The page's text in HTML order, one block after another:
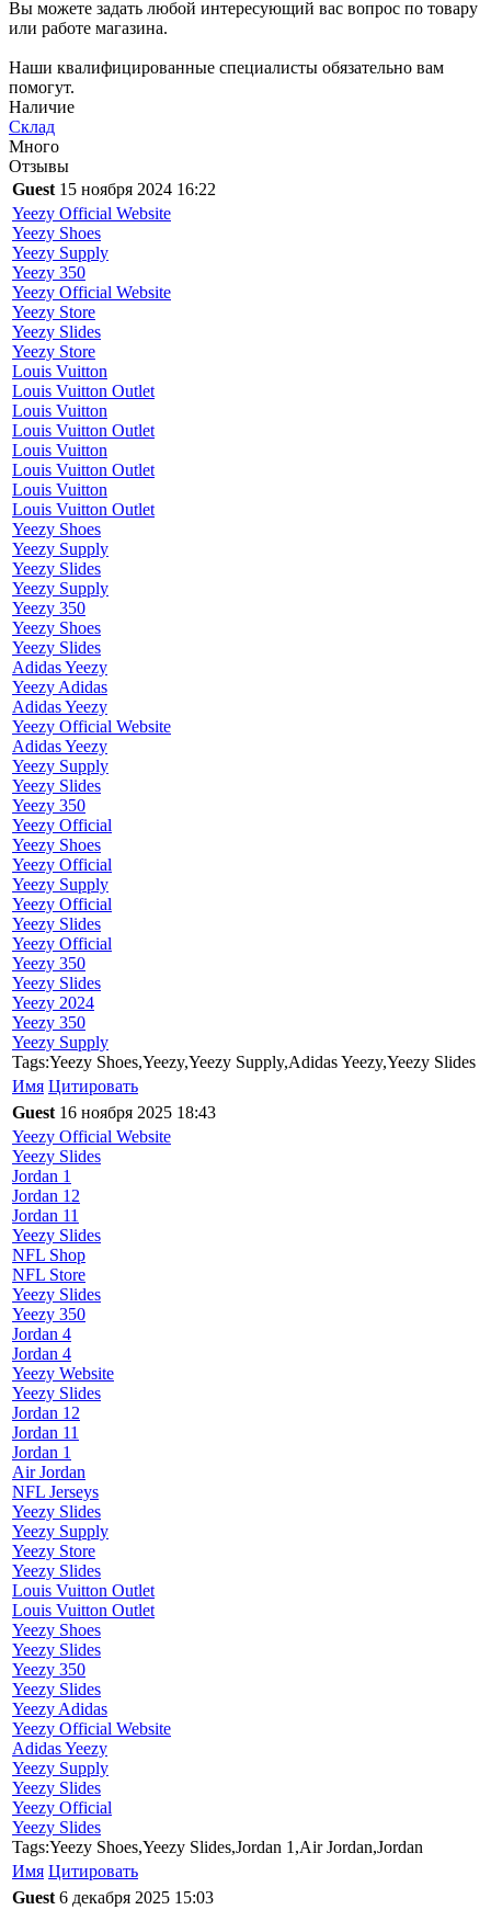
Вы можете задать любой интересующий вас вопрос по товару
или работе магазина.
Наши квалифицированные специалисты обязательно вам
помогут.
Наличие
Склад
Много
Отзывы
Guest 15 ноября 2024 16:22
Yeezy Official Website
Yeezy Shoes
Yeezy Supply
Yeezy 350
Yeezy Official Website
Yeezy Store
Yeezy Slides
Yeezy Store
Louis Vuitton
Louis Vuitton Outlet
Louis Vuitton
Louis Vuitton Outlet
Louis Vuitton
Louis Vuitton Outlet
Louis Vuitton
Louis Vuitton Outlet
Yeezy Shoes
Yeezy Supply
Yeezy Slides
Yeezy Supply
Yeezy 350
Yeezy Shoes
Yeezy Slides
Adidas Yeezy
Yeezy Adidas
Adidas Yeezy
Yeezy Official Website
Adidas Yeezy
Yeezy Supply
Yeezy Slides
Yeezy 350
Yeezy Official
Yeezy Shoes
Yeezy Official
Yeezy Supply
Yeezy Official
Yeezy Slides
Yeezy Official
Yeezy 350
Yeezy Slides
Yeezy 2024
Yeezy 350
Yeezy Supply
Tags:Yeezy Shoes,Yeezy,Yeezy Supply,Adidas Yeezy,Yeezy Slides
Имя Цитировать
Guest 16 ноября 2025 18:43
Yeezy Official Website
Yeezy Slides
Jordan 1
Jordan 12
Jordan 11
Yeezy Slides
NFL Shop
NFL Store
Yeezy Slides
Yeezy 350
Jordan 4
Jordan 4
Yeezy Website
Yeezy Slides
Jordan 12
Jordan 11
Jordan 1
Air Jordan
NFL Jerseys
Yeezy Slides
Yeezy Supply
Yeezy Store
Yeezy Slides
Louis Vuitton Outlet
Louis Vuitton Outlet
Yeezy Shoes
Yeezy Slides
Yeezy 350
Yeezy Slides
Yeezy Adidas
Yeezy Official Website
Adidas Yeezy
Yeezy Supply
Yeezy Slides
Yeezy Official
Yeezy Slides
Tags:Yeezy Shoes,Yeezy Slides,Jordan 1,Air Jordan,Jordan
Имя Цитировать
Guest 6 декабря 2025 15:03